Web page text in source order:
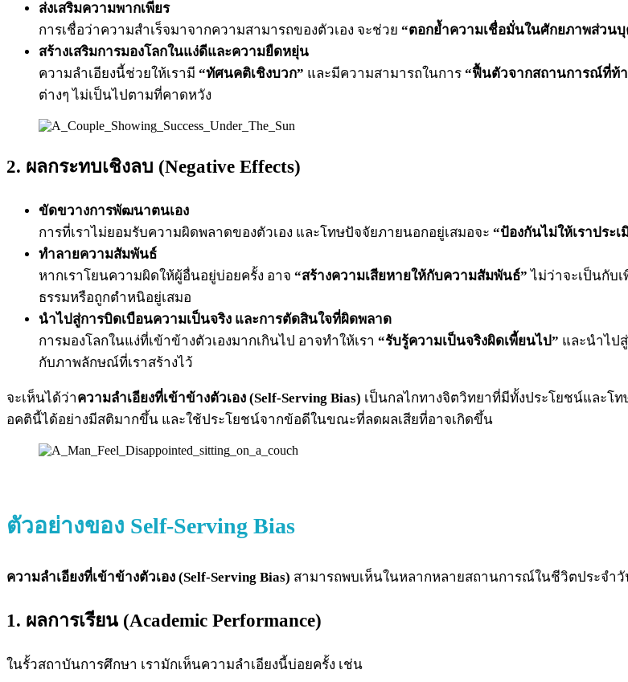
ส่งเสริมความพากเพียร
การเชื่อว่าความสำเร็จมาจากความสามารถของตัวเอง จะช่วย “ตอกย้ำความเชื่อมั่นในศักยภาพส่วนบุ
สร้างเสริมการมองโลกในแง่ดีและความยืดหยุ่น
ความลำเอียงนี้ช่วยให้เรามี “ทัศนคติเชิงบวก” และมีความสามารถในการ “ฟื้นตัวจากสถานการณ์ที่ท้
ต่างๆ ไม่เป็นไปตามที่คาดหวัง
2. ผลกระทบเชิงลบ (Negative Effects)
ขัดขวางการพัฒนาตนเอง
การที่เราไม่ยอมรับความผิดพลาดของตัวเอง และโทษปัจจัยภายนอกอยู่เสมอจะ “ป้องกันไม่ให้เราประ
ทำลายความสัมพันธ์
หากเราโยนความผิดให้ผู้อื่นอยู่บ่อยครั้ง อาจ “สร้างความเสียหายให้กับความสัมพันธ์” ไม่ว่าจะเป็นกับ
ธรรมหรือถูกตำหนิอยู่เสมอ
นำไปสู่การบิดเบือนความเป็นจริง และการตัดสินใจที่ผิดพลาด
การมองโลกในแง่ที่เข้าข้างตัวเองมากเกินไป อาจทำให้เรา “รับรู้ความเป็นจริงผิดเพี้ยนไป” และนำไปสู่
กับภาพลักษณ์ที่เราสร้างไว้
จะเห็นได้ว่าความลำเอียงที่เข้าข้างตัวเอง (Self-Serving Bias) เป็นกลไกทางจิตวิทยาที่มีทั้งประโยชน์และโ
อคตินี้ได้อย่างมีสติมากขึ้น และใช้ประโยชน์จากข้อดีในขณะที่ลดผลเสียที่อาจเกิดขึ้น
ตัวอย่างของ Self-Serving Bias
ความลำเอียงที่เข้าข้างตัวเอง (Self-Serving Bias) สามารถพบเห็นในหลากหลายสถานการณ์ในชีวิตประจำ
1. ผลการเรียน (Academic Performance)
ในรั้วสถาบันการศึกษา เรามักเห็นความลำเอียงนี้บ่อยครั้ง เช่น